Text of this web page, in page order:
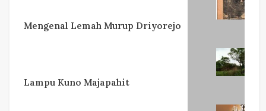
Mengenal Lemah Murup Driyorejo
Lampu Kuno Majapahit